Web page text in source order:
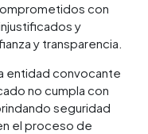
con
y
y transparencia.
entidad convocante
no cumpla con
seguridad
el proceso de